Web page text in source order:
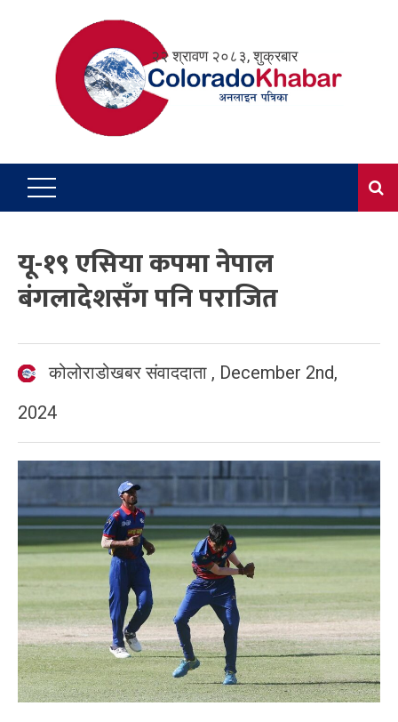
२२ श्रावण २०८३, शुक्रबार
यू-१९ एसिया कपमा नेपाल
बंगलादेशसँग पनि पराजित
कोलोराडोखबर संवाददाता , December 2nd,
2024